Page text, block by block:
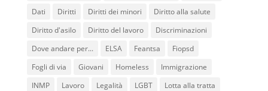
Dati
Diritti Diritti dei minori
Diritto alla salute
Diritto d'asilo
Diritto del lavoro
Discriminazioni
Dove andare per...
ELSA Feantsa
Fiopsd
Fogli di via
Giovani Homeless
Immigrazione
INMP
Lavoro Legalità LGBT
Lotta alla tratta